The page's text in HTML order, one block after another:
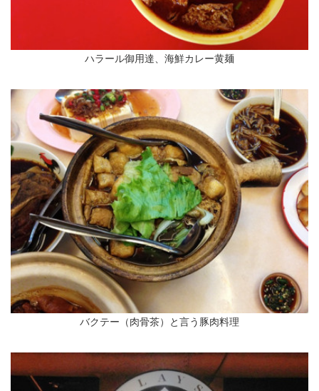
ハラール御用達、海鮮カレー黄麺
バクテー（肉骨茶）と言う豚肉料理